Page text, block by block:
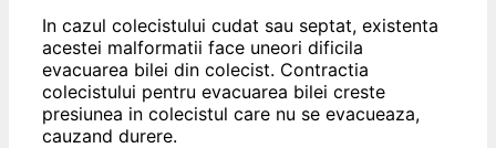
In cazul colecistului cudat sau septat, existenta
acestei malformatii face uneori dificila
evacuarea bilei din colecist. Contractia
colecistului pentru evacuarea bilei creste
presiunea in colecistul care nu se evacueaza,
cauzand durere.